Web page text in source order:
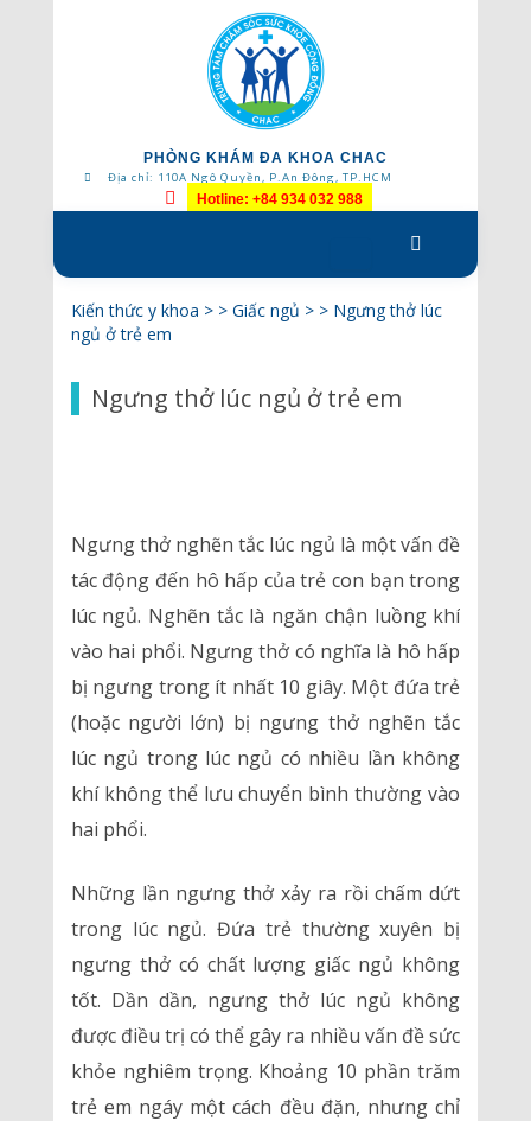
PHÒNG KHÁM ĐA KHOA CHAC
Địa chỉ: 110A Ngô Quyền, P.An Đông, TP.HCM
Hotline: +84 934 032 988
to
content
Kiến thức y khoa > > Giấc ngủ > > Ngưng thở lúc
ngủ ở trẻ em
Ngưng thở lúc ngủ ở trẻ em
Ngưng thở nghẽn tắc lúc ngủ là một vấn đề
tác động đến hô hấp của trẻ con bạn trong
lúc ngủ. Nghẽn tắc là ngăn chận luồng khí
vào hai phổi. Ngưng thở có nghĩa là hô hấp
bị ngưng trong ít nhất 10 giây. Một đứa trẻ
(hoặc người lớn) bị ngưng thở nghẽn tắc
lúc ngủ trong lúc ngủ có nhiều lần không
khí không thể lưu chuyển bình thường vào
hai phổi.
Những lần ngưng thở xảy ra rồi chấm dứt
trong lúc ngủ. Đứa trẻ thường xuyên bị
ngưng thở có chất lượng giấc ngủ không
tốt. Dần dần, ngưng thở lúc ngủ không
được điều trị có thể gây ra nhiều vấn đề sức
khỏe nghiêm trọng. Khoảng 10 phần trăm
trẻ em ngáy một cách đều đặn, nhưng chỉ